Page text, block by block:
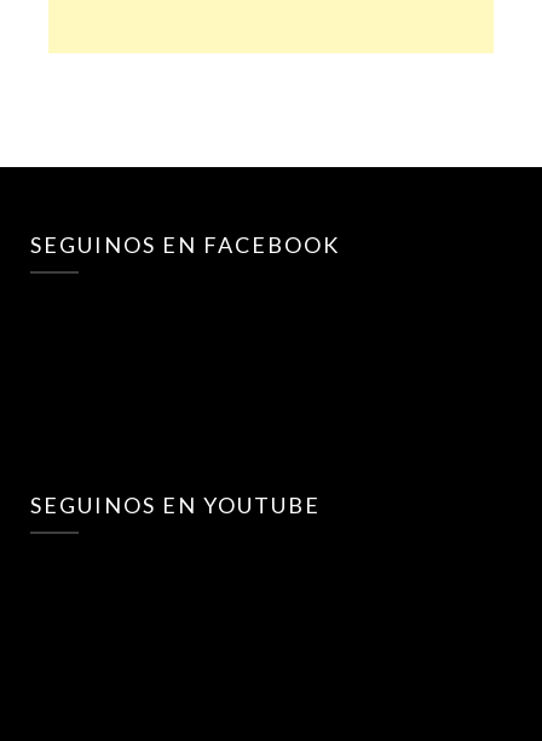
SEGUINOS EN FACEBOOK
SEGUINOS EN YOUTUBE